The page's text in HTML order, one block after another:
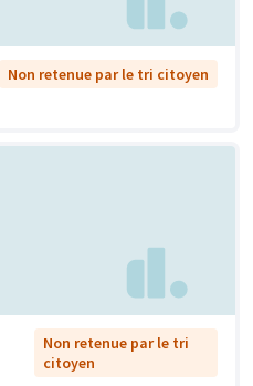
Non retenue par le tri citoyen
Non retenue par le tri
citoyen